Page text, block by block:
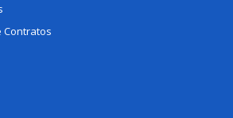
Contratos